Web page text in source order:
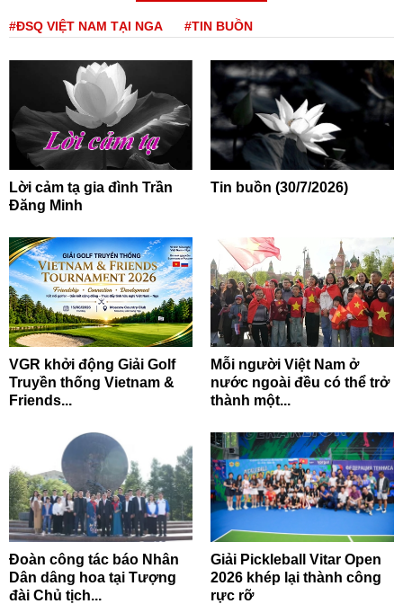
#ĐSQ VIỆT NAM TẠI NGA #TIN BUỒN
Lời cảm tạ gia đình Trần
Đăng Minh
Tin buồn (30/7/2026)
VGR khởi động Giải Golf
Truyền thống Vietnam &
Friends...
Mỗi người Việt Nam ở
nước ngoài đều có thể trở
thành một...
Đoàn công tác báo Nhân
Dân dâng hoa tại Tượng
đài Chủ tịch...
Giải Pickleball Vitar Open
2026 khép lại thành công
rực rỡ